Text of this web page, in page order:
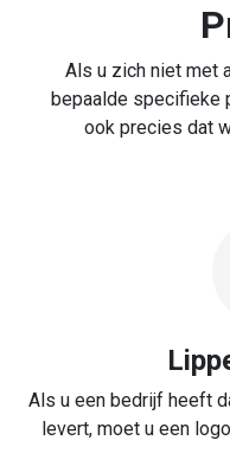
Als u zich niet met
bepaalde specifieke
ook precies dat
Als u een bedrijf heeft
levert, moet u een